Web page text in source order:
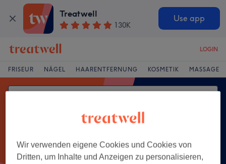
Treatwell
130K
Use app
LOGIN
FRISEUR NÄGEL HAARENTFERNUNG KOSMETIK MASSAGE
Wir verwenden eigene Cookies und Cookies von
Dritten, um Inhalte und Anzeigen zu personalisieren,